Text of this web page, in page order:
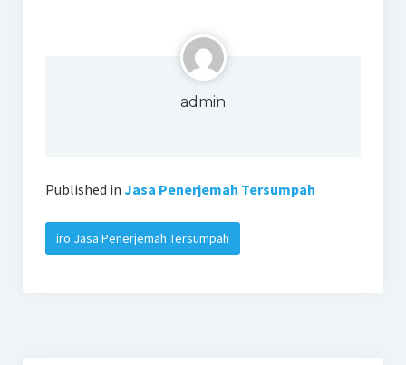
admin
Published in Jasa Penerjemah Tersumpah
iro Jasa Penerjemah Tersumpah